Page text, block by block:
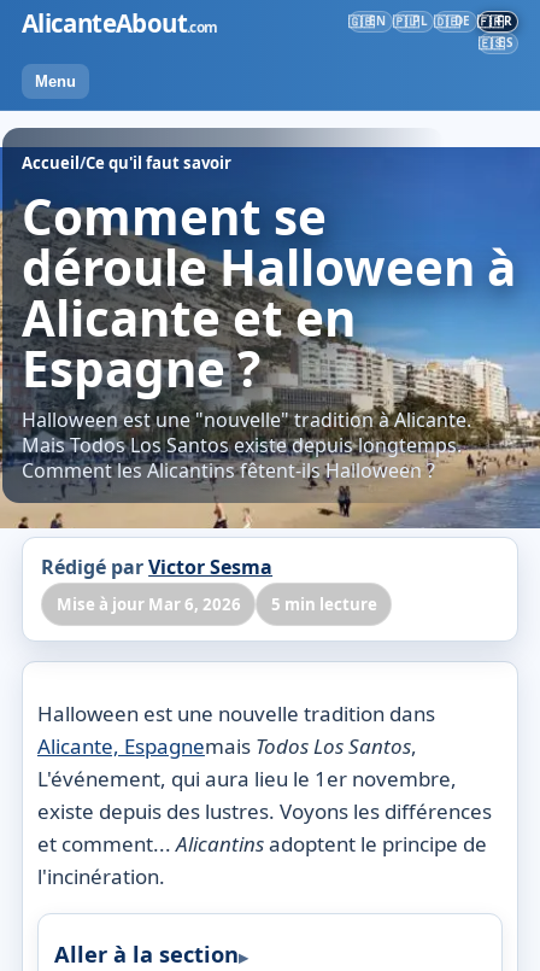
Skip
content
AlicanteAbout.com
Menu
🇬🇧EN 🇵🇱PL 🇩🇪DE 🇫🇷FR
🇪🇸ES
Accueil/Ce qu'il faut savoir
Comment se
déroule Halloween à
Alicante et en
Espagne ?
Halloween est une "nouvelle" tradition à Alicante.
Mais Todos Los Santos existe depuis longtemps.
Comment les Alicantins fêtent-ils Halloween ?
Rédigé parVictor Sesma
Mise à jour Mar 6, 2026 5 min lecture
Halloween est une nouvelle tradition dans
Alicante, Espagnemais Todos Los Santos,
L'événement, qui aura lieu le 1er novembre,
existe depuis des lustres. Voyons les différences
et comment...Alicantinsadoptent le principe de
l'incinération.
Aller à la section